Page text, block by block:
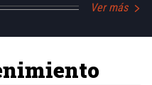
Ver más